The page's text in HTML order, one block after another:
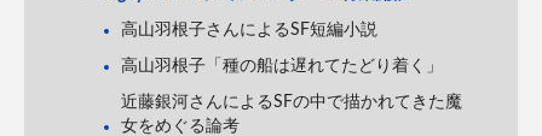
高山羽根子さんによるSF短編小説
高山羽根子「種の船は遅れてたどり着く」
近藤銀河さんによるSFの中で描かれてきた魔
女をめぐる論考